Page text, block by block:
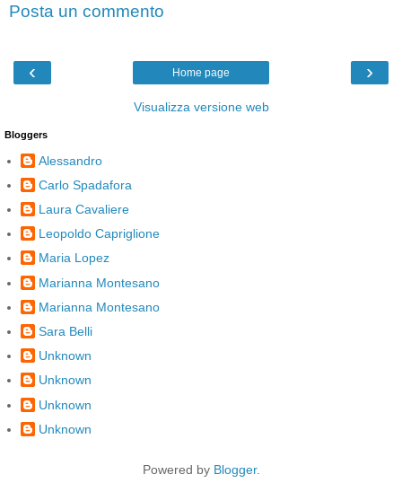
Posta un commento
‹ ›
Home page
Visualizza versione web
Bloggers
Alessandro
Carlo Spadafora
Laura Cavaliere
Leopoldo Capriglione
Maria Lopez
Marianna Montesano
Marianna Montesano
Sara Belli
Unknown
Unknown
Unknown
Unknown
Powered by Blogger.